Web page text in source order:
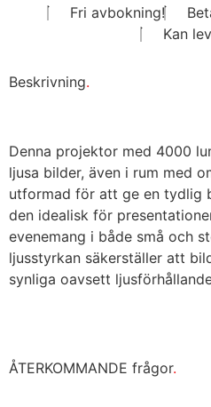
Fri avbokning!
Kan
Beskrivning.
Denna projektor med 4000
ljusa bilder, även i rum med
utformad för att ge en tydlig
den idealisk för
evenemang i både små och
ljusstyrkan säkerställer att
synliga oavsett
ÅTERKOMMANDE frågor.